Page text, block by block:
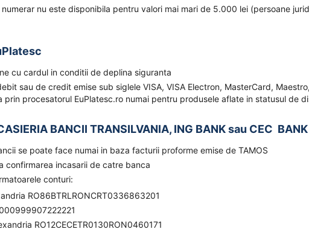
nu este disponibila pentru valori mai mari de 5.000 lei (persoane
cu cardul in conditii de deplina siguranta
sau de credit emise sub siglele VISA, VISA Electron, MasterCard,
prin procesatorul EuPlatesc.ro numai pentru produsele aflate in statusul de
BANCII TRANSILVANIA, ING BANK sau CEC BANK
se poate face numai in baza facturii proforme emise de TAMOS
confirmarea incasarii de catre banca
conturi:
RO86BTRLRONCRT0336863201
RO12CECETR0130RON0460171